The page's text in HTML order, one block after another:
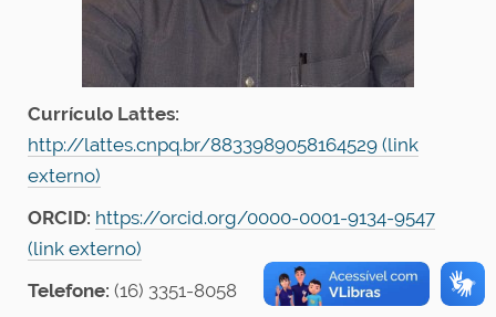
Currículo Lattes:
http://lattes.cnpq.br/8833989058164529 (link
externo)
ORCID: https://orcid.org/0000-0001-9134-9547
(link externo)
Telefone: (16) 3351-8058